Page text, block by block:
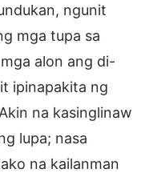
ngunit
mga tupa sa
alon ang di-
ipinapakita ng
na kasinglinaw
lupa; nasa
na kailanman